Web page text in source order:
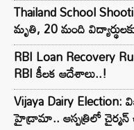
Thailand School
మృతి, 20 మంది
RBI Loan Recovery
RBI కీలక ఆదేశాలు..!
Vijaya Dairy
హైడ్రామా.. ఆస్పత్రిలో